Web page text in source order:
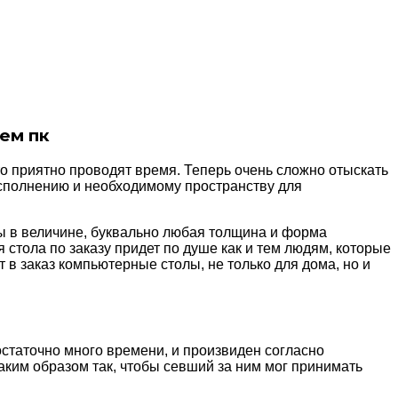
пк
приятно проводят время. Теперь очень сложно отыскать
и необходимому пространству для
в величине, буквально любая толщина и форма
по заказу придет по душе как и тем людям, которые
в заказ компьютерные столы, не только для дома, но и
много времени, и произвиден согласно
образом так, чтобы севший за ним мог принимать